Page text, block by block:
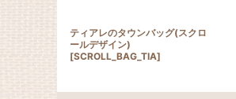
ティアレのタウンバッグ(スクロ
ールデザイン)
[SCROLL_BAG_TIA]